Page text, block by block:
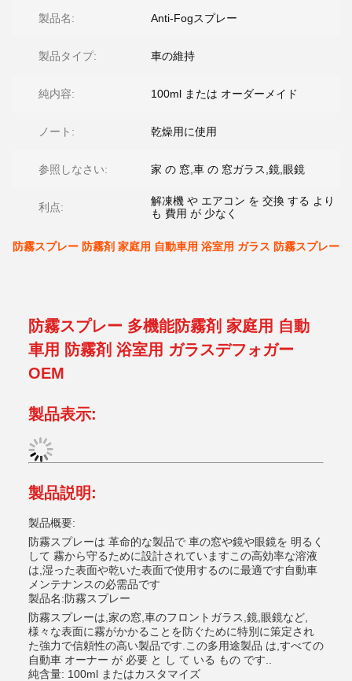
製品名: Anti-Fogスプレー
製品タイプ: 車の維持
純内容: 100ml または オーダーメイド
ノート: 乾燥用に使用
参照しなさい: 家 の 窓,車 の 窓ガラス,鏡,眼鏡
利点:
解凍機 や エアコン を 交換 する より
も 費用 が 少なく
防霧スプレー 防霧剤 家庭用 自動車用 浴室用 ガラス 防霧スプレー
防霧スプレー 多機能防霧剤 家庭用 自動
車用 防霧剤 浴室用 ガラスデフォガー
OEM
製品表示:
製品説明:
製品概要:
防霧スプレーは 革命的な製品で 車の窓や鏡や眼鏡を 明るく
して 霧から守るために設計されていますこの高効率な溶液
は,湿った表面や乾いた表面で使用するのに最適です自動車
メンテナンスの必需品です
製品名:防霧スプレー
防霧スプレーは,家の窓,車のフロントガラス,鏡,眼鏡など,
様々な表面に霧がかかることを防ぐために特別に策定され
た強力で信頼性の高い製品です.この多用途製品 は,すべての
自動車 オーナー が 必要 と し て いる もの です..
純含量: 100ml またはカスタマイズ